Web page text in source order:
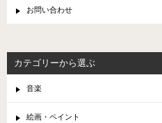
お問い合わせ
カテゴリーから選ぶ
音楽
絵画・ペイント